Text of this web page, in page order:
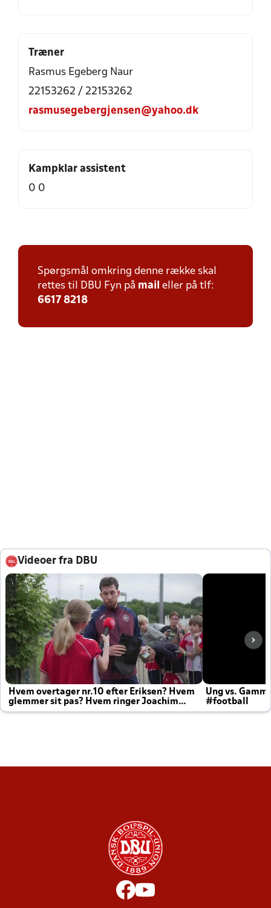
Træner
Rasmus Egeberg Naur
22153262 / 22153262
rasmusegebergjensen@yahoo.dk
Kampklar assistent
0 0
Spørgsmål omkring denne række skal
rettes til DBU Fyn på mail eller på tlf:
6617 8218
Videoer fra DBU
Hvem overtager nr.10 efter Eriksen? Hvem
glemmer sit pas? Hvem ringer Joachim
altid til efter kampe?
Ung vs.
#football